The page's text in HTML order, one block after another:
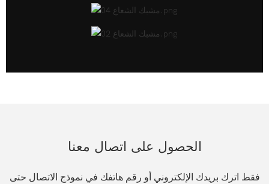
الحصول على اتصال معنا
فقط اترك بريدك الإلكتروني أو رقم هاتفك في نموذج الاتصال حتى